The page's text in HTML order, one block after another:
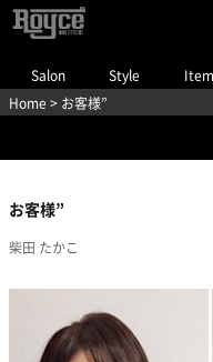
Salon Style Item
Home > お客様”
お客様”
柴田 たかこ